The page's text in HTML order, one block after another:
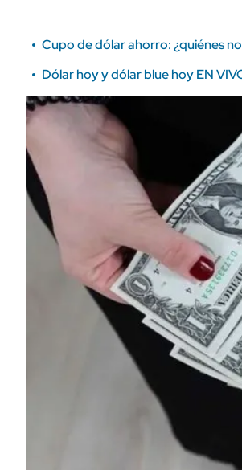
Cupo de dólar ahorro: ¿quiénes
Dólar hoy y dólar blue hoy EN